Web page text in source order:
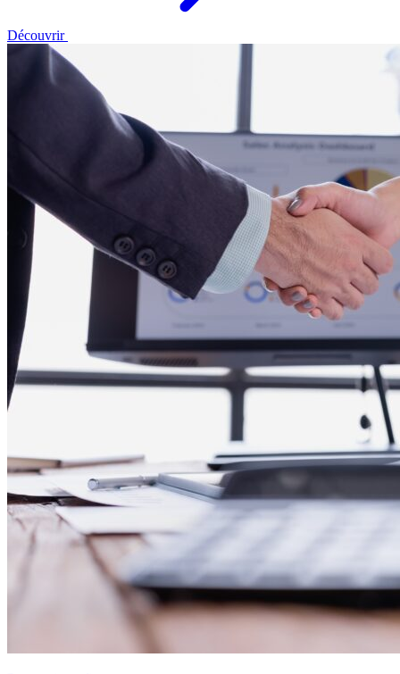
Découvrir